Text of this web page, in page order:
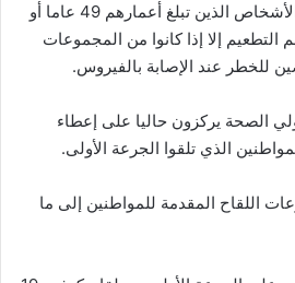
كما قالت هيئة الصحة، إن الأشخاص الذين تبلغ أعمارهم 49 عاما أو
التطعيم إلا إذا كانوا من المجموعات
للخطر عند الإصابة بالفيروس.
الصحة يركزون حاليا على إعطاء
الذي تلقوا الجرعة الأولى.
اللقاح المقدمة للمواطنين إلى ما